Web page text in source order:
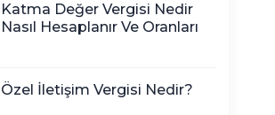
Katma Değer Vergisi Nedir
Nasıl Hesaplanır Ve Oranları
Özel İletişim Vergisi Nedir?